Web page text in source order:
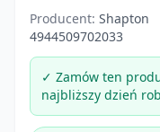
Producent: Shapton
4944509702033
✓ Zamów ten
najbliższy dzień